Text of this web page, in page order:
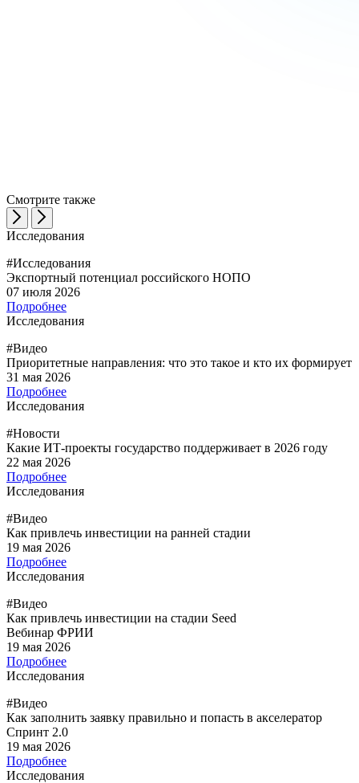
Смотрите также
Исследования
#Исследования
Экспортный потенциал российского НОПО
07 июля 2026
Подробнее
Исследования
#Видео
Приоритетные направления: что это такое и кто их формирует
31 мая 2026
Подробнее
Исследования
#Новости
Какие ИТ-проекты государство поддерживает в 2026 году
22 мая 2026
Подробнее
Исследования
#Видео
Как привлечь инвестиции на ранней стадии
19 мая 2026
Подробнее
Исследования
#Видео
Как привлечь инвестиции на стадии Seed
Вебинар ФРИИ
19 мая 2026
Подробнее
Исследования
#Видео
Как заполнить заявку правильно и попасть в акселератор
Спринт 2.0
19 мая 2026
Подробнее
Исследования